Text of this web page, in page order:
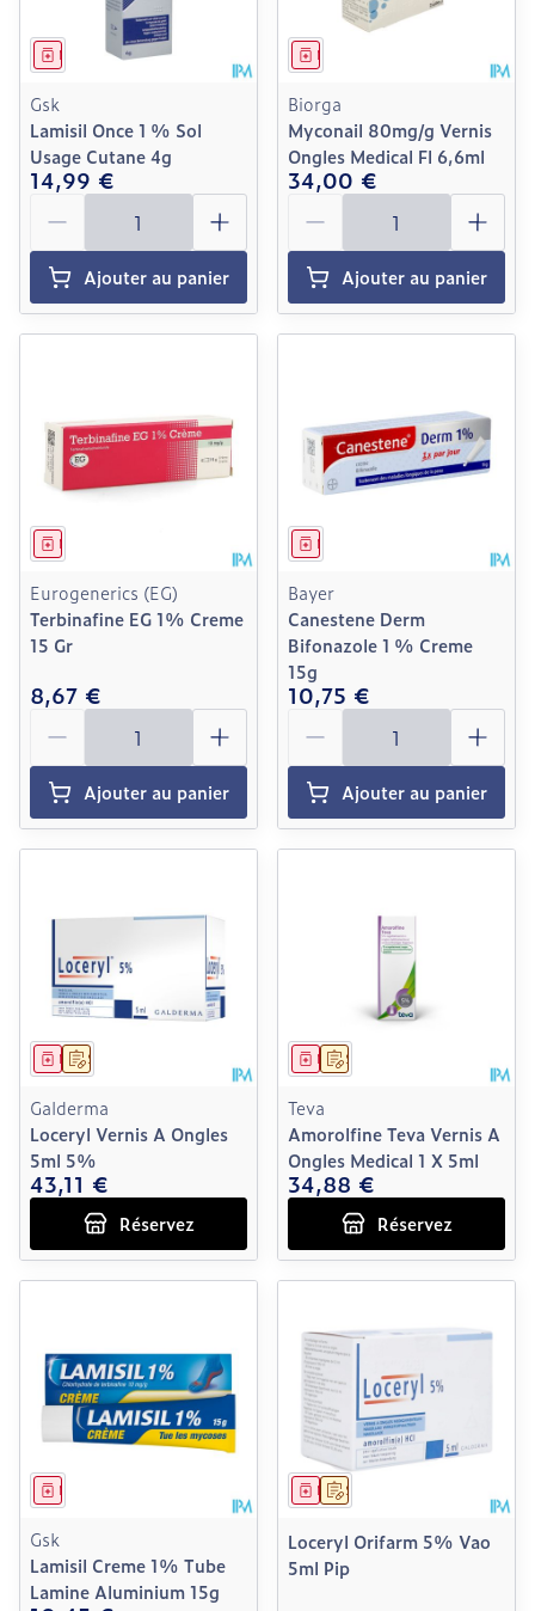
Médicament
Gsk
Lamisil Once 1 % Sol
Usage Cutane 4g
14,99 €
Quantité
Ajouter au panier
Médicament
Biorga
Myconail 80mg/g Vernis
Ongles Medical Fl 6,6ml
34,00 €
Quantité
Ajouter au panier
Médicament
Eurogenerics (EG)
Terbinafine EG 1% Creme
15 Gr
8,67 €
Quantité
Ajouter au panier
Médicament
Bayer
Canestene Derm
Bifonazole 1 % Creme
15g
10,75 €
Quantité
Ajouter au panier
Sur prescription
Médicament
Galderma
Loceryl Vernis A Ongles
5ml 5%
43,11 €
Réservez
Sur prescription
Médicament
Teva
Amorolfine Teva Vernis A
Ongles Medical 1 X 5ml
34,88 €
Réservez
Médicament
Gsk
Lamisil Creme 1% Tube
Lamine Aluminium 15g
Sur prescription
Médicament
Loceryl Orifarm 5% Vao
5ml Pip